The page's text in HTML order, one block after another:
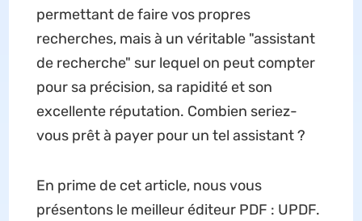
permettant de faire vos propres
recherches, mais à un véritable "assistant
de recherche" sur lequel on peut compter
pour sa précision, sa rapidité et son
excellente réputation. Combien seriez-
vous prêt à payer pour un tel assistant ?
En prime de cet article, nous vous
présentons le meilleur éditeur PDF : UPDF.